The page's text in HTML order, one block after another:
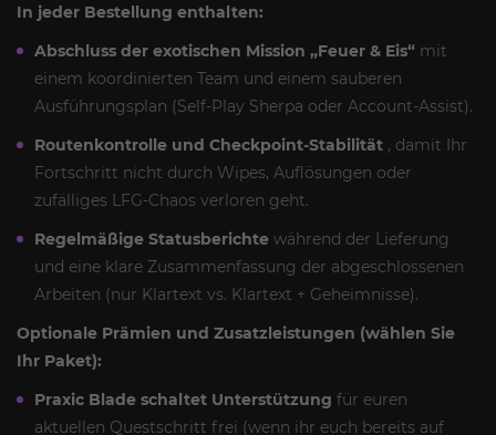
In jeder Bestellung enthalten:
Abschluss der exotischen Mission „Feuer & Eis“ mit
einem koordinierten Team und einem sauberen
Ausführungsplan (Self-Play Sherpa oder Account-Assist).
Routenkontrolle und Checkpoint-Stabilität , damit Ihr
Fortschritt nicht durch Wipes, Auflösungen oder
zufälliges LFG-Chaos verloren geht.
Regelmäßige Statusberichte während der Lieferung
und eine klare Zusammenfassung der abgeschlossenen
Arbeiten (nur Klartext vs. Klartext + Geheimnisse).
Optionale Prämien und Zusatzleistungen (wählen Sie
Ihr Paket):
Praxic Blade schaltet Unterstützung für euren
aktuellen Questschritt frei (wenn ihr euch bereits auf